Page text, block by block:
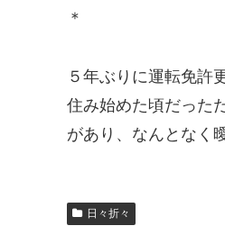
＊
５年ぶりに運転免許
住み始めた頃だった
があり、なんとなく
日々折々